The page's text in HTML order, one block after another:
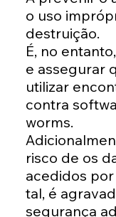
o uso
destruição.
É, no
e assegurar
utilizar
contra
worms.
risco de os
acedidos
tal, é
segurança